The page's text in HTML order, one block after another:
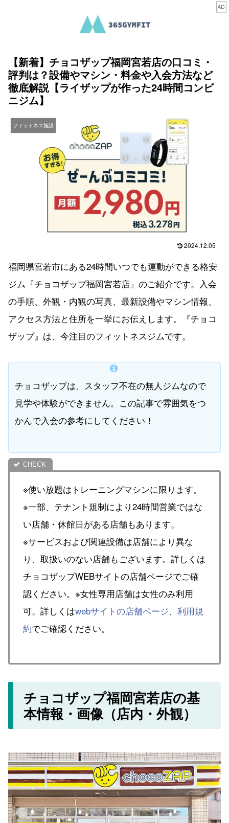
【新着】チョコザップ福岡宮若店の口コミ・
評判は？設備やマシン・料金や入会方法など
徹底解説【ライザップが作った24時間コンビ
ニジム】
フィットネス施設
2024.12.05
福岡県宮若市にある24時間いつでも運動ができる格安
ジム『チョコザップ福岡宮若店』のご紹介です。入会
の手順、外観・内観の写真、最新設備やマシン情報、
アクセス方法と住所を一挙にお伝えします。『チョコ
ザップ』は、今注目のフィットネスジムです。
チョコザップは、スタッフ不在の無人ジムなので
見学や体験ができません。この記事で雰囲気をつ
かんで入会の参考にしてください！
※使い放題はトレーニングマシンに限ります。
※一部、テナント規制により24時間営業ではな
い店舗・休館日がある店舗もあります。
※サービスおよび関連設備は店舗により異な
り、取扱いのない店舗もございます。詳しくは
チョコザップWEBサイトの店舗ページでご確
認ください。※女性専用店舗は女性のみ利用
可。詳しくはwebサイトの店舗ページ、 利用規
約でご確認ください。
チョコザップ福岡宮若店の基
本情報・画像（店内・外観）